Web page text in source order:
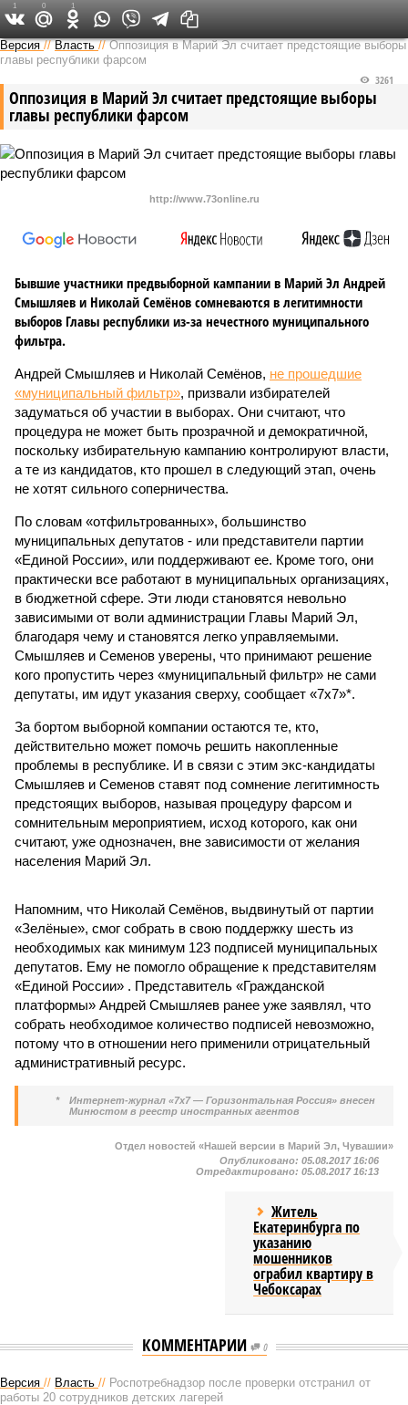
Версия в Чувашии
Версия //Власть //Оппозиция в Марий Эл считает предстоящие выборы
главы республики фарсом
Оппозиция в Марий Эл считает предстоящие выборы
главы республики фарсом
3261
http://www.73online.ru
Бывшие участники предвыборной кампании в Марий Эл Андрей
Смышляев и Николай Семёнов сомневаются в легитимности
выборов Главы республики из-за нечестного муниципального
фильтра.
Андрей Смышляев и Николай Семёнов, не прошедшие
«муниципальный фильтр», призвали избирателей
задуматься об участии в выборах. Они считают, что
процедура не может быть прозрачной и демократичной,
поскольку избирательную кампанию контролируют власти,
а те из кандидатов, кто прошел в следующий этап, очень
не хотят сильного соперничества.
По словам «отфильтрованных», большинство
муниципальных депутатов - или представители партии
«Единой России», или поддерживают ее. Кроме того, они
практически все работают в муниципальных организациях,
в бюджетной сфере. Эти люди становятся невольно
зависимыми от воли администрации Главы Марий Эл,
благодаря чему и становятся легко управляемыми.
Смышляев и Семенов уверены, что принимают решение
кого пропустить через «муниципальный фильтр» не сами
депутаты, им идут указания сверху, сообщает «7х7»*.
За бортом выборной компании остаются те, кто,
действительно может помочь решить накопленные
проблемы в республике. И в связи с этим экс-кандидаты
Смышляев и Семенов ставят под сомнение легитимность
предстоящих выборов, называя процедуру фарсом и
сомнительным мероприятием, исход которого, как они
считают, уже однозначен, вне зависимости от желания
населения Марий Эл.
Напомним, что Николай Семёнов, выдвинутый от партии
«Зелёные», смог собрать в свою поддержку шесть из
необходимых как минимум 123 подписей муниципальных
депутатов. Ему не помогло обращение к представителям
«Единой России» . Представитель «Гражданской
платформы» Андрей Смышляев ранее уже заявлял, что
собрать необходимое количество подписей невозможно,
потому что в отношении него применили отрицательный
административный ресурс.
*
Интернет-журнал «7х7 — Горизонтальная Россия» внесен
Минюстом в реестр иностранных агентов
1 0 1
Отдел новостей «Нашей версии в Марий Эл, Чувашии»
Опубликовано: 05.08.2017 16:06
Отредактировано: 05.08.2017 16:13
Житель
Екатеринбурга по
указанию
мошенников
ограбил квартиру в
Чебоксарах
КОММЕНТАРИИ 0
Версия // Власть // Роспотребнадзор после проверки отстранил от
работы 20 сотрудников детских лагерей